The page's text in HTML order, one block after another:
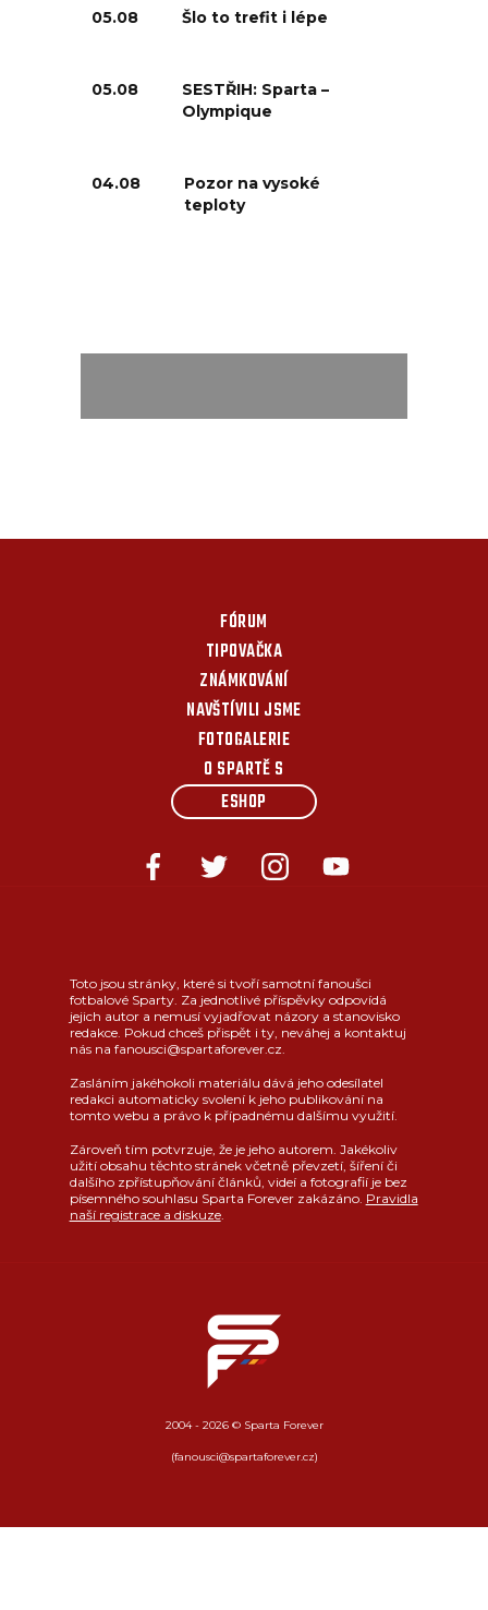
05.08 Šlo to trefit i lépe
05.08
SESTŘIH: Sparta –
Olympique
04.08
Pozor na vysoké
teploty
FÓRUM
TIPOVAČKA
ZNÁMKOVÁNÍ
NAVŠTÍVILI JSME
FOTOGALERIE
O SPARTĚ S
ESHOP
Toto jsou stránky, které si tvoří samotní fanoušci
fotbalové Sparty. Za jednotlivé příspěvky odpovídá
jejich autor a nemusí vyjadřovat názory a stanovisko
redakce. Pokud chceš přispět i ty, neváhej a kontaktuj
nás na fanousci@spartaforever.cz.
Zasláním jakéhokoli materiálu dává jeho odesílatel
redakci automaticky svolení k jeho publikování na
tomto webu a právo k případnému dalšímu využití.
Zároveň tím potvrzuje, že je jeho autorem. Jakékoliv
užití obsahu těchto stránek včetně převzetí, šíření či
dalšího zpřístupňování článků, videí a fotografií je bez
písemného souhlasu Sparta Forever zakázáno. Pravidla
naší registrace a diskuze.
2004 - 2026 © Sparta Forever
(fanousci@spartaforever.cz)